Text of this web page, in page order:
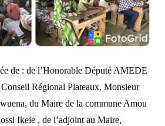
de : de l’Honorable Député AMEDE
Régional Plateaux, Monsieur
du Maire de la commune Amou
Ikele , de l’adjoint au Maire,